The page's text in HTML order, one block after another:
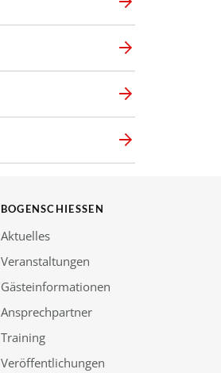
BOGENSCHIESSEN
Aktuelles
Veranstaltungen
Gästeinformationen
Ansprechpartner
Training
Veröffentlichungen